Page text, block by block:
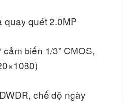
quay quét 2.0MP
biến 1/3” CMOS,
chế độ ngày